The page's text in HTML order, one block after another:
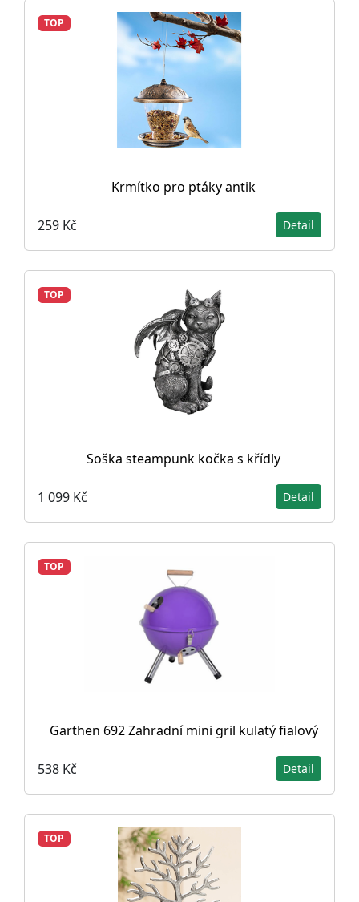
TOP
Krmítko pro ptáky antik
259 Kč Detail
TOP
Soška steampunk kočka s křídly
1 099 Kč Detail
TOP
Garthen 692 Zahradní mini gril kulatý fialový
538 Kč Detail
TOP